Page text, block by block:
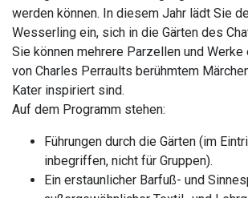
18. August 2026, von 10:00 bis
19. August 2026, von 10:00 bis
20. August 2026, von 10:00 bis
21. August 2026, von 10:00 bis
22. August 2026, von 10:00 bis
23. August 2026, von 10:00 bis
25. August 2026, von 10:00 bis
26. August 2026, von 10:00 bis
27. August 2026, von 10:00 bis
werden können. In diesem Jahr lädt Sie
Wesserling ein, sich in die Gärten des
Sie können mehrere Parzellen und
von Charles Perraults berühmtem
Kater inspiriert sind.
Auf dem Programm stehen:
Führungen durch die Gärten (im
inbegriffen, nicht für Gruppen).
Ein erstaunlicher Barfuß- und